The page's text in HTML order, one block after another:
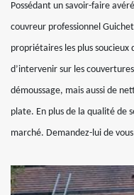
Possédant un savoir-faire
couvreur professionnel
propriétaires les plus
d’intervenir sur les
démoussage, mais aussi de
plate. En plus de la qualité de
marché. Demandez-lui de